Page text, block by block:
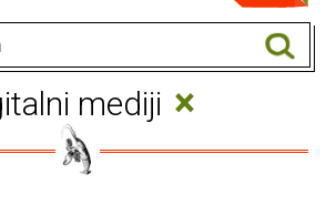
mediji ×